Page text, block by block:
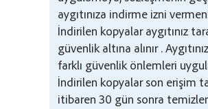
aygıtınıza indirme izni
İndirilen kopyalar aygıtınız
güvenlik altına alınır .
farklı güvenlik önlemleri
İndirilen kopyalar son erişim
itibaren 30 gün sonra